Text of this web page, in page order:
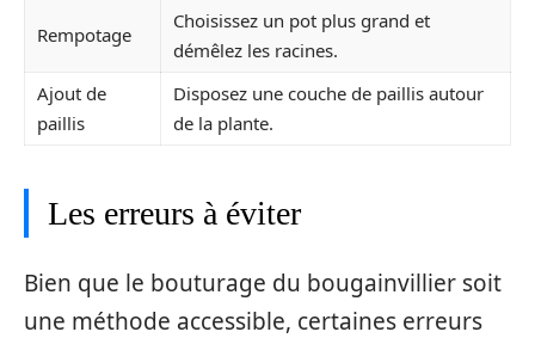
Rempotage
Choisissez un pot plus grand et
démêlez les racines.
Ajout de
paillis
Disposez une couche de paillis autour
de la plante.
Les erreurs à éviter
Bien que le bouturage du bougainvillier soit
une méthode accessible, certaines erreurs